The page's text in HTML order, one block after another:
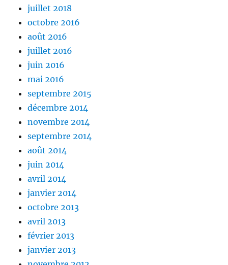
juillet 2018
octobre 2016
août 2016
juillet 2016
juin 2016
mai 2016
septembre 2015
décembre 2014
novembre 2014
septembre 2014
août 2014
juin 2014
avril 2014
janvier 2014
octobre 2013
avril 2013
février 2013
janvier 2013